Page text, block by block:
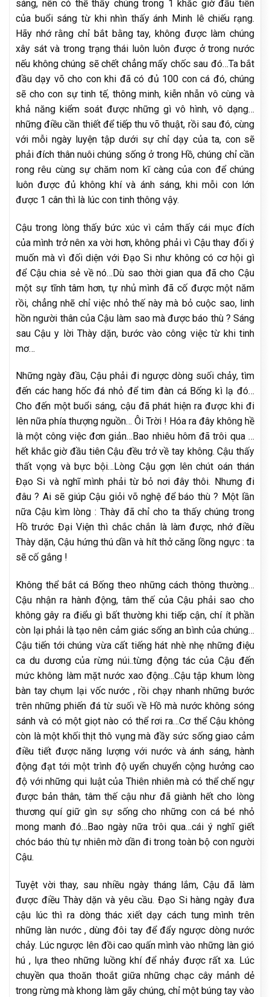
sáng, nên có thể thấy chúng trong 1 khắc giờ đầu tiên
của buổi sáng từ khi nhìn thấy ánh Minh lê chiếu rạng.
Hãy nhớ rằng chỉ bắt bằng tay, không được làm chúng
xây sát và trong trạng thái luôn luôn được ở trong nước
nếu không chúng sẽ chết chẳng mấy chốc sau đó…Ta bắt
đầu dạy võ cho con khi đã có đủ 100 con cá đó, chúng
sẽ cho con sự tinh tế, thông minh, kiễn nhẫn vô cùng và
khả năng kiểm soát được những gì vô hình, vô dạng…
những điều cần thiết để tiếp thu võ thuật, rồi sau đó, cùng
với mỗi ngày luyện tập dưới sự chỉ dạy của ta, con sẽ
phải đích thân nuôi chúng sống ở trong Hồ, chúng chỉ cần
rong rêu cùng sự chăm nom kĩ càng của con để chúng
luôn được đủ không khí và ánh sáng, khi mỗi con lớn
được 1 cân thì là lúc con tinh thông vậy.
Cậu trong lòng thấy bức xúc vì cảm thấy cái mục đích
của mình trở nên xa vời hơn, không phải vì Cậu thay đổi ý
muốn mà vì đối diện với Đạo Si như không có cơ hội gì
để Cậu chia sẻ về nó…Dù sao thời gian qua đã cho Cậu
một sự tĩnh tâm hơn, tự nhủ mình đã cố được một năm
rồi, chẳng nhẽ chỉ việc nhỏ thế này mà bỏ cuộc sao, linh
hồn người thân của Cậu làm sao mà được báo thù ? Sáng
sau Cậu y lời Thày dặn, bước vào công việc từ khi tinh
mơ…
Những ngày đầu, Cậu phải đi ngược dòng suối chảy, tìm
đến các hang hốc đá nhỏ để tim đàn cá Bống kì lạ đó…
Cho đến một buổi sáng, cậu đã phát hiện ra được khi đi
lên nữa phía thượng nguồn… Ôi Trời ! Hóa ra đây không hề
là một công việc đơn giản…Bao nhiêu hôm đã trôi qua …
hết khắc giờ đầu tiên Cậu đều trở về tay không. Cậu thấy
thất vọng và bực bội…Lòng Cậu gợn lên chút oán thán
Đạo Si và nghĩ mình phải từ bỏ nơi đây thôi. Nhưng đi
đâu ? Ai sẽ giúp Cậu giỏi võ nghệ để báo thù ? Một lần
nữa Cậu kìm lòng : Thày đã chỉ cho ta thấy chúng trong
Hồ trước Đại Viện thì chắc chắn là làm được, nhớ điều
Thày dặn, Cậu hứng thú dần và hít thở căng lồng ngực : ta
sẽ cố gắng !
Không thể bắt cá Bống theo những cách thông thường…
Cậu nhận ra hành động, tâm thế của Cậu phải sao cho
không gây ra điểu gì bất thường khi tiếp cận, chí ít phần
còn lại phải là tạo nên cảm giác sống an bình của chúng…
Cậu tiến tới chúng vừa cất tiếng hát nhè nhẹ những điệu
ca du dương của rừng núi..từng động tác của Cậu đến
mức không làm mặt nước xao động…Cậu tập khum lòng
bàn tay chụm lại vốc nước , rồi chạy nhanh những bước
trên những phiến đá từ suối về Hồ mà nước không sóng
sánh và có một giọt nào có thể rơi ra…Cơ thể Cậu không
còn là một khối thịt thô vụng mà đầy sức sống giao cảm
điều tiết được năng lượng với nước và ánh sáng, hành
động đạt tới một trình độ uyển chuyển cộng hưởng cao
độ với những qui luật của Thiên nhiên mà có thể chế ngự
được bản thân, tâm thế cậu như đã giành hết cho lòng
thương quí giữ gìn sự sống cho những con cá bé nhỏ
mong manh đó…Bao ngày nữa trôi qua…cái ý nghĩ giết
chóc báo thù tự nhiên mờ dần đi trong toàn bộ con người
Cậu.
Tuyệt vời thay, sau nhiều ngày tháng lắm, Cậu đã làm
được điều Thày dặn và yêu cầu. Đạo Si hàng ngày đưa
cậu lúc thì ra dòng thác xiết dạy cách tung mình trên
những làn nước , dùng đôi tay để đẩy ngược dòng nước
chảy. Lúc ngược lên đồi cao quấn mình vào những làn gió
hú , lựa theo những luồng khí để nhảy được rất xa. Lúc
chuyền qua thoăn thoắt giữa những chạc cây mảnh dẻ
trong rừng mà khong làm gãy chúng, chỉ một búng tay vào